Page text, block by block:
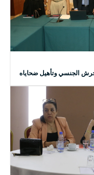
قانون حماية النساء
الجنسي وتأهيل ضحاياه